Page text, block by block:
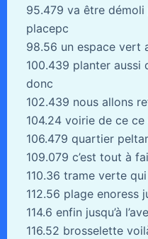
95.479 va être démoli
placepc
98.56 un espace vert
100.439 planter aussi
donc
102.439 nous allons
104.24 voirie de ce ce
106.479 quartier
109.079 c’est tout à
110.36 trame verte
112.56 plage enoress
114.6 enfin jusqu’à
116.52 brosselette